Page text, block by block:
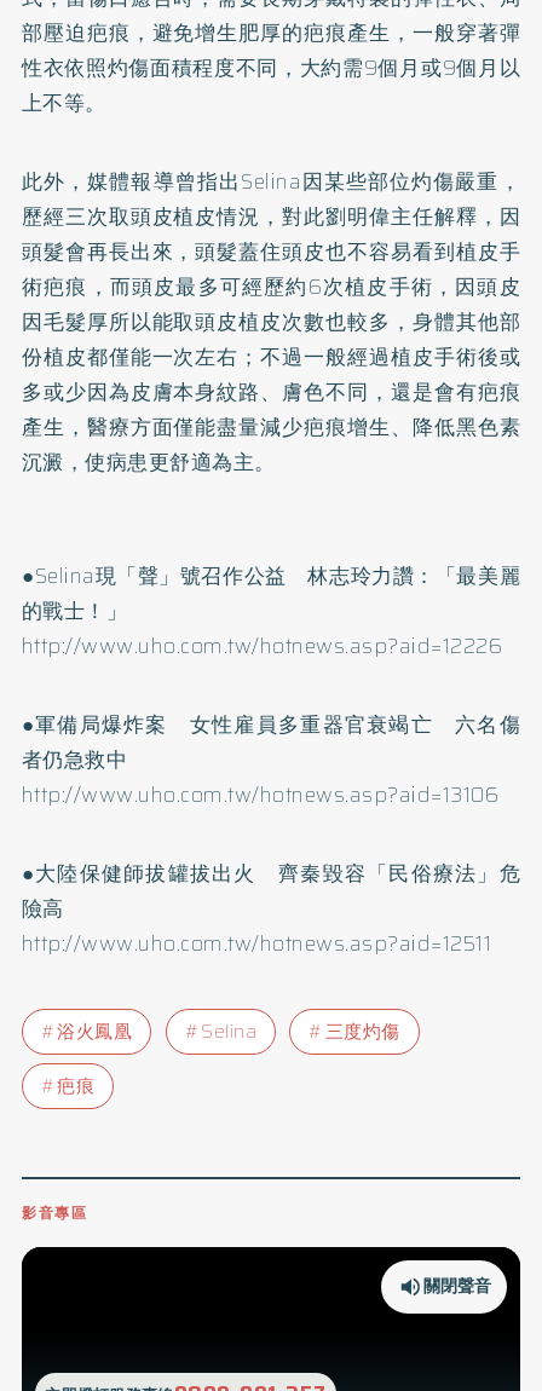
部壓迫疤痕，避免增生肥厚的疤痕產生，一般穿著彈
性衣依照灼傷面積程度不同，大約需9個月或9個月以
上不等。
此外，媒體報導曾指出Selina因某些部位灼傷嚴重，
歷經三次取頭皮植皮情況，對此劉明偉主任解釋，因
頭髮會再長出來，頭髮蓋住頭皮也不容易看到植皮手
術疤痕，而頭皮最多可經歷約6次植皮手術，因頭皮
因毛髮厚所以能取頭皮植皮次數也較多，身體其他部
份植皮都僅能一次左右；不過一般經過植皮手術後或
多或少因為皮膚本身紋路、膚色不同，還是會有疤痕
產生，醫療方面僅能盡量減少疤痕增生、降低黑色素
沉澱，使病患更舒適為主。
●Selina現「聲」號召作公益 林志玲力讚：「最美麗
的戰士！」
http://www.uho.com.tw/hotnews.asp?aid=12226
●軍備局爆炸案 女性雇員多重器官衰竭亡 六名傷
者仍急救中
http://www.uho.com.tw/hotnews.asp?aid=13106
●大陸保健師拔罐拔出火 齊秦毀容「民俗療法」危
險高
http://www.uho.com.tw/hotnews.asp?aid=12511
浴火鳳凰 Selina
三度灼傷
疤痕
影音專區
關閉聲音